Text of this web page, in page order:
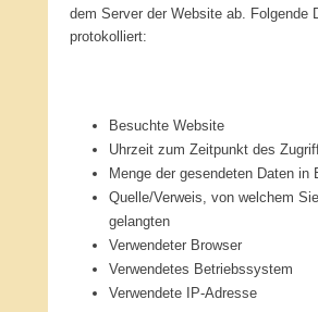
dem Server der Website ab. Folgende
protokolliert:
Besuchte Website
Uhrzeit zum Zeitpunkt des
Menge der gesendeten Daten in
Quelle/Verweis, von welchem
gelangten
Verwendeter Browser
Verwendetes Betriebssystem
Verwendete IP-Adresse